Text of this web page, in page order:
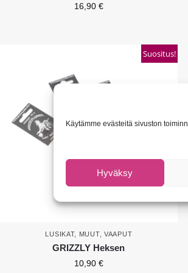
Käytämme evästeitä sivuston
Hyväksy
16,90 €
Suositus!
LUSIKAT, MUUT,VAAPUT
GRIZZLY Heksen
10,90 €